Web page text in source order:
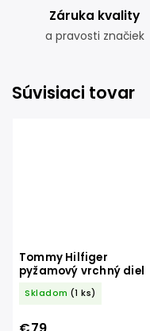
Záruka kvality
a pravosti značiek
Súvisiaci tovar
Tommy Hilfiger
pyžamový vrchný diel
Skladom (1 ks)